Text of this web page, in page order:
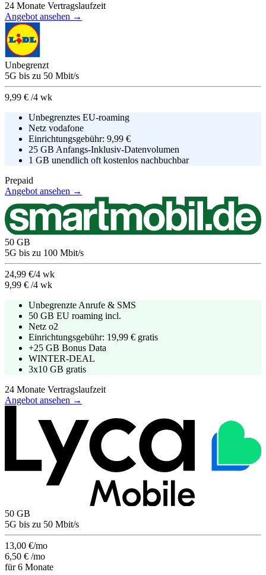
24 Monate Vertragslaufzeit
Angebot ansehen →
Unbegrenzt
5G bis zu 50 Mbit/s
9,99 € /4 wk
Unbegrenztes EU-roaming
Netz vodafone
Einrichtungsgebühr: 9,99 €
25 GB Anfangs-Inklusiv-Datenvolumen
1 GB unendlich oft kostenlos nachbuchbar
Prepaid
Angebot ansehen →
50 GB
5G bis zu 100 Mbit/s
24,99 €/4 wk
9,99 € /4 wk
Unbegrenzte Anrufe & SMS
50 GB EU roaming incl.
Netz o2
Einrichtungsgebühr: 19,99 € gratis
+25 GB Bonus Data
WINTER-DEAL
3x10 GB gratis
24 Monate Vertragslaufzeit
Angebot ansehen →
50 GB
5G bis zu 50 Mbit/s
13,00 €/mo
6,50 € /mo
für6 Monate